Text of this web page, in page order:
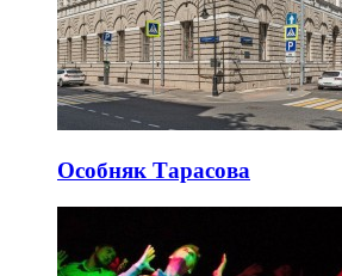
Особняк Тарасова